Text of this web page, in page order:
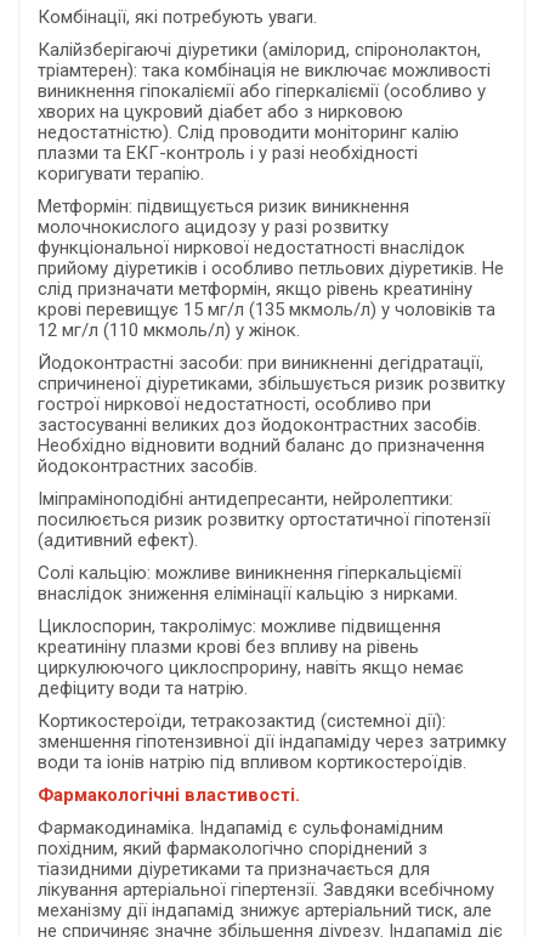
Комбінації, які потребують уваги.
Калійзберігаючі діуретики (амілорид, спіронолактон,
тріамтерен): така комбінація не виключає можливості
виникнення гіпокаліємії або гіперкаліємії (особливо у
хворих на цукровий діабет або з нирковою
недостатністю). Слід проводити моніторинг калію
плазми та ЕКГ-контроль і у разі необхідності
коригувати терапію.
Метформін: підвищується ризик виникнення
молочнокислого ацидозу у разі розвитку
функціональної ниркової недостатності внаслідок
прийому діуретиків і особливо петльових діуретиків. Не
слід призначати метформін, якщо рівень креатиніну
крові перевищує 15 мг/л (135 мкмоль/л) у чоловіків та
12 мг/л (110 мкмоль/л) у жінок.
Йодоконтрастні засоби: при виникненні дегідратації,
спричиненої діуретиками, збільшується ризик розвитку
гострої ниркової недостатності, особливо при
застосуванні великих доз йодоконтрастних засобів.
Необхідно відновити водний баланс до призначення
йодоконтрастних засобів.
Іміпраміноподібні антидепресанти, нейролептики:
посилюється ризик розвитку ортостатичної гіпотензії
(адитивний ефект).
Солі кальцію: можливе виникнення гіперкальціємії
внаслідок зниження елімінації кальцію з нирками.
Циклоспорин, такролімус: можливе підвищення
креатиніну плазми крові без впливу на рівень
циркулюючого циклоспрорину, навіть якщо немає
дефіциту води та натрію.
Кортикостероїди, тетракозактид (системної дії):
зменшення гіпотензивної дії індапаміду через затримку
води та іонів натрію під впливом кортикостероїдів.
Фармакологічні властивості.
Фармакодинаміка. Індапамід є сульфонамiдним
похідним, який фармакологiчно споріднений з
тiазидними діуретиками та призначається для
лікування артеріальної гіпертензії. Завдяки всебічному
механізму дії індапамід знижує артеріальний тиск, але
не спричиняє значне збільшення діурезу. Індапамід діє